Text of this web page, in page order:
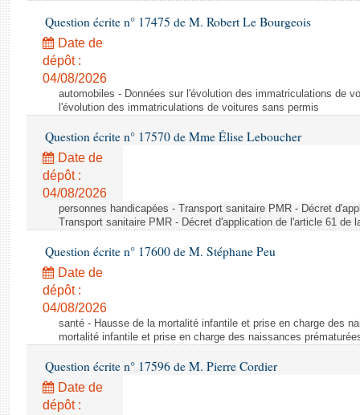
Question écrite n° 17475 de M. Robert Le Bourgeois
Date de
dépôt :
04/08/2026
automobiles - Données sur l'évolution des immatriculations de
l'évolution des immatriculations de voitures sans permis
Question écrite n° 17570 de Mme Élise Leboucher
Date de
dépôt :
04/08/2026
personnes handicapées - Transport sanitaire PMR - Décret
Transport sanitaire PMR - Décret d'application de l'article 61 de
Question écrite n° 17600 de M. Stéphane Peu
Date de
dépôt :
04/08/2026
santé - Hausse de la mortalité infantile et prise en charge des
mortalité infantile et prise en charge des naissances
Question écrite n° 17596 de M. Pierre Cordier
Date de
dépôt :